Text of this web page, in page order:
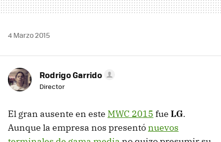
4 Marzo 2015
Rodrigo Garrido
Director
El gran ausente en este MWC 2015 fue LG.
Aunque la empresa nos presentónuevos